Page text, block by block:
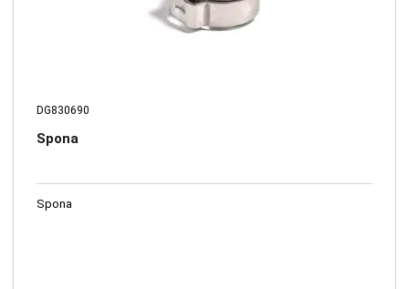
DG830690
Spona
Spona